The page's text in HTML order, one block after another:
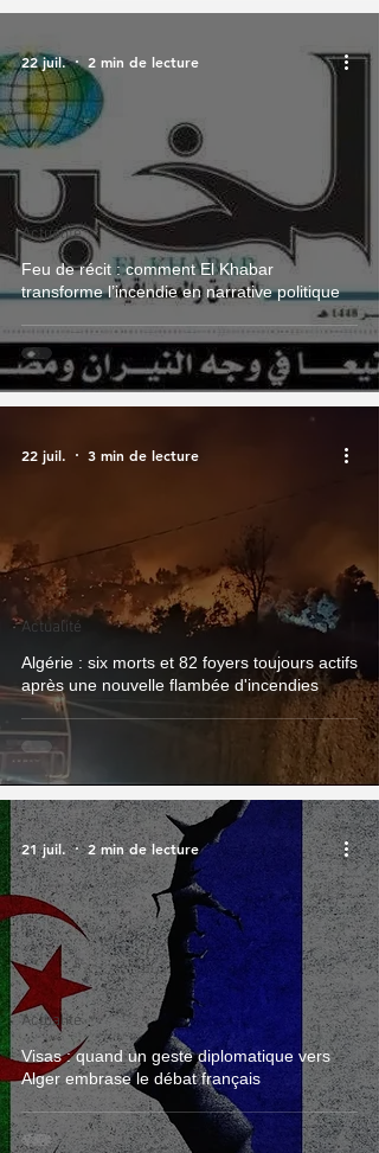
Feu de récit : comment El Khabar
transforme l’incendie en narrative politique
Actualité
22 juil. 2 min de lecture
Algérie : six morts et 82 foyers toujours actifs
après une nouvelle flambée d'incendies
Actualité
22 juil. 3 min de lecture
Visas : quand un geste diplomatique vers
Alger embrase le débat français
Actualité
21 juil. 2 min de lecture